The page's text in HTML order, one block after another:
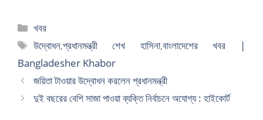
বিভাগ
সমূহ
খবর
ট্যাগ
সমূহ
উদ্বোধন,প্রধানমন্ত্রী শেখ হাসিনা,বাংলাদেশের খবর |
Bangladesher Khabor
জয়িতা টাওয়ার উদ্বোধন করলেন প্রধানমন্ত্রী
দুই বছরের বেশি সাজা পাওয়া ব্যক্তি নির্বাচনে অযোগ্য : হাইকোর্ট